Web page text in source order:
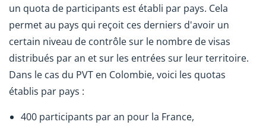
un quota de participants est établi par pays. Cela
permet au pays qui reçoit ces derniers d'avoir un
certain niveau de contrôle sur le nombre de visas
distribués par an et sur les entrées sur leur territoire.
Dans le cas du PVT en Colombie, voici les quotas
établis par pays :
400 participants par an pour la France,